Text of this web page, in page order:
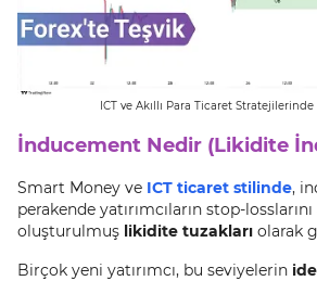
ICT ve Akıllı Para Ticaret
İnducement Nedir (Likidite
Smart Money ve ICT ticaret stilinde,
perakende yatırımcıların stop-
oluşturulmuş likidite tuzakları olarak
Birçok yeni yatırımcı, bu seviyelerin